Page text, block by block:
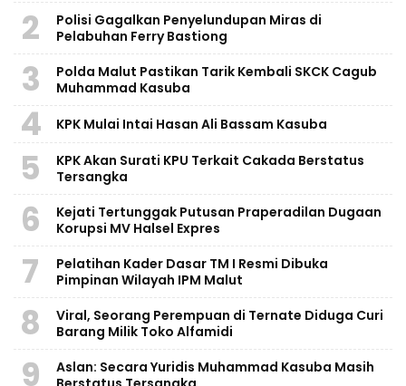
2
Polisi Gagalkan Penyelundupan Miras di
Pelabuhan Ferry Bastiong
3
Polda Malut Pastikan Tarik Kembali SKCK Cagub
Muhammad Kasuba
4 KPK Mulai Intai Hasan Ali Bassam Kasuba
5
KPK Akan Surati KPU Terkait Cakada Berstatus
Tersangka
6
Kejati Tertunggak Putusan Praperadilan Dugaan
Korupsi MV Halsel Expres
7
Pelatihan Kader Dasar TM I Resmi Dibuka
Pimpinan Wilayah IPM Malut
8
Viral, Seorang Perempuan di Ternate Diduga Curi
Barang Milik Toko Alfamidi
9
Aslan: Secara Yuridis Muhammad Kasuba Masih